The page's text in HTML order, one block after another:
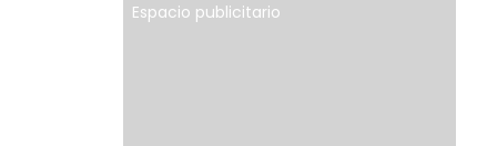
Espacio publicitario